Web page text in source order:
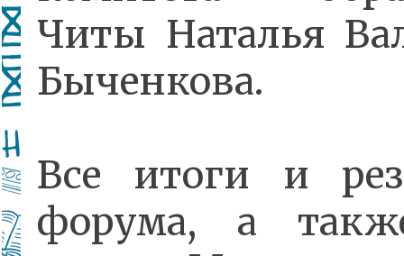
Читы Наталья
Быченкова.
Все итоги и
форума, а